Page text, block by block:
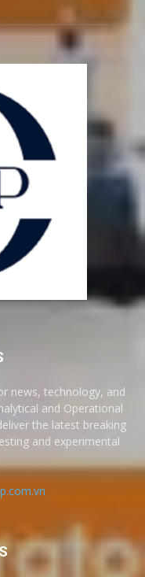
news, technology, and
and Operational
the latest breaking
and experimental